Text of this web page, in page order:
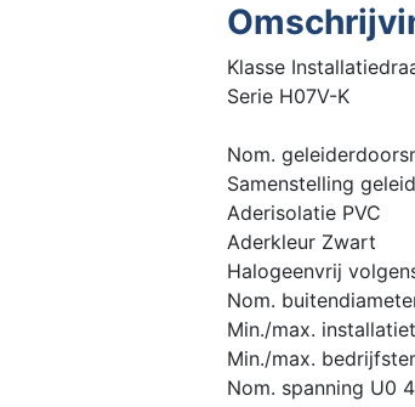
Klasse
Serie H07V-K
Nom.
Samenstelling
Aderisolatie PVC
Aderkleur Zwart
Halogeenvrij
Nom.
Min./max.
Min./max.
Nom. spanning U0